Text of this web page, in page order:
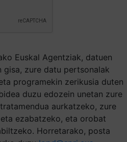
Euskal Agentziak, datuen
gisa, zure datu pertsonalak
programekin zerikusia duten
duzu edozein unetan zure
aurkatzeko, zure
ezabatzeko, eta orobat
Horretarako, posta